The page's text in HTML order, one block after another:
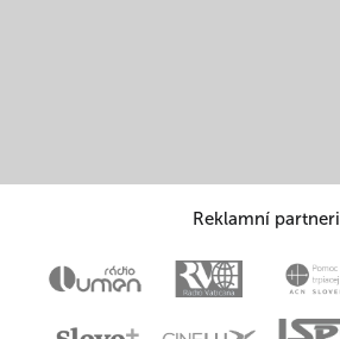
Reklamní partneri